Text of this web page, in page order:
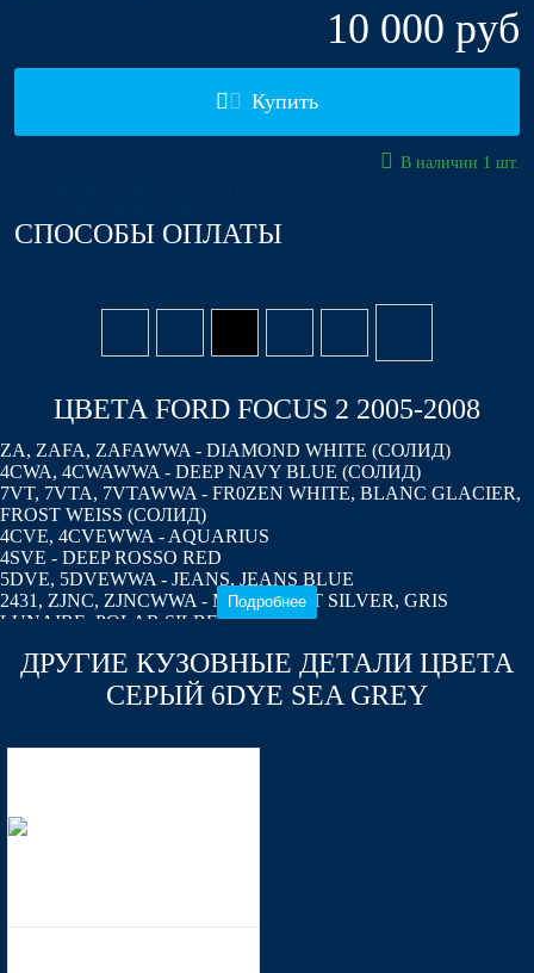
10 000 руб
Купить
В наличии 1 шт.
СПОСОБЫ ОПЛАТЫ
ЦВЕТА FORD FOCUS 2 2005-2008
ZA, ZAFA, ZAFAWWA - DIAMOND WHITE (СОЛИД)
4CWA, 4CWAWWA - DEEP NAVY BLUE (СОЛИД)
7VT, 7VTA, 7VTAWWA - FR0ZEN WHITE, BLANC GLACIER,
FROST WEISS (СОЛИД)
4CVE, 4CVEWWA - AQUARIUS
4SVE - DEEP ROSSO RED
5DVE, 5DVEWWA - JEANS, JEANS BLUE
2431, ZJNC, ZJNCWWA - MOONDUST SILVER, GRIS
LUNAIRE, POLAR SILBER
6DYE, 6DYEWWA - SEA GREY
3RSE, 3RSEWWA - TANGO RED, ROUGE TANGO
3DTC - TONIC BLUE
BLAU (СОЛИД)
6DVC, 6DVCWWA - OCEAN
8MJE - CHILL, CHILL METALLIC
6HVE - KELP
Подробнее
ДРУГИЕ КУЗОВНЫЕ ДЕТАЛИ ЦВЕТА
СЕРЫЙ 6DYE SEA GREY